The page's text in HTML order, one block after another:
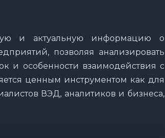
и актуальную информацию о
позволяя анализировать
и особенности взаимодействия с
ценным инструментом как для
ВЭД, аналитиков и бизнеса,